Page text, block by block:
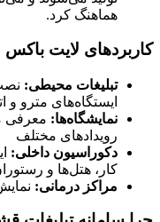
هماهنگ کرد.
کاربردهای لایت باکس
تبلیغات محیطی:
ایستگاه‌های مترو و
نمایشگاه‌ها: معرفی
رویدادهای مختلف
دکوراسیون داخلی:
کار، هتل‌ها و
مراکز درمانی: